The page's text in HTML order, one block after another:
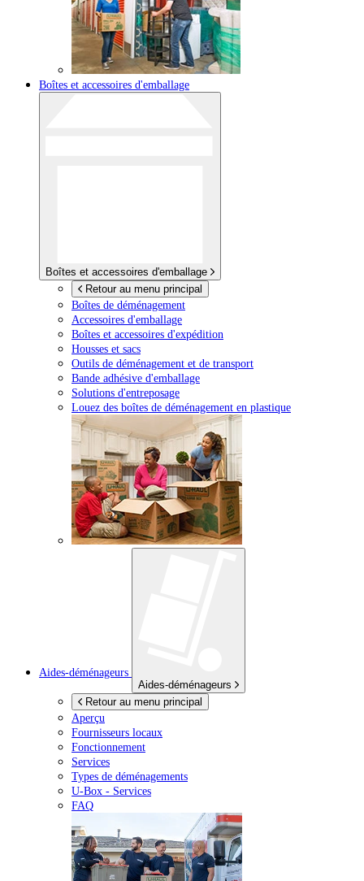
Boîtes et accessoires d'emballage
Boîtes et accessoires d'emballage
Retour au menu principal
Boîtes de déménagement
Accessoires d'emballage
Boîtes et accessoires d'expédition
Housses et sacs
Outils de déménagement et de transport
Bande adhésive d'emballage
Solutions d'entreposage
Louez des boîtes de déménagement en plastique
Aides-déménageurs
Aides-déménageurs
Retour au menu principal
Aperçu
Fournisseurs locaux
Fonctionnement
Services
Types de déménagements
U-Box - Services
FAQ